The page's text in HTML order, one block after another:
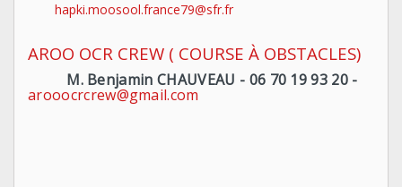
hapki.moosool.france79@sfr.fr
AROO OCR CREW ( COURSE À OBSTACLES)
M. Benjamin CHAUVEAU - 06 70 19 93 20 -
arooocrcrew@gmail.com